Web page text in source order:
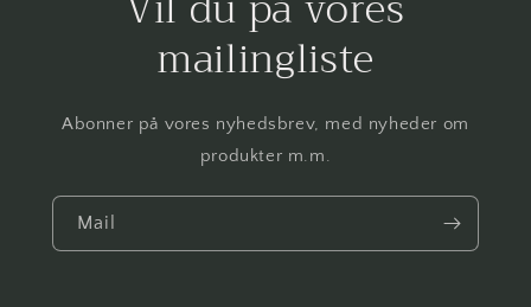
mailingliste
Abonner på vores nyhedsbrev, med nyheder om
produkter m.m.
Mail